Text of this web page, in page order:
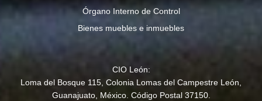
Órgano Interno de Control
Bienes muebles e inmuebles
CIO León:
Loma del Bosque 115, Colonia Lomas del Campestre León,
Guanajuato, México. Código Postal 37150.